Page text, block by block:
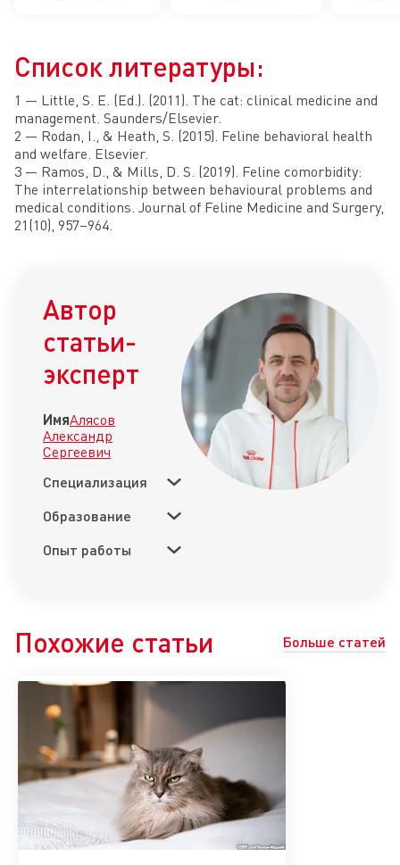
Список литературы:
1 — Little, S. E. (Ed.). (2011). The cat: clinical medicine and
management. Saunders/Elsevier.
2 — Rodan, I., & Heath, S. (2015). Feline behavioral health
and welfare. Elsevier.
3 — Ramos, D., & Mills, D. S. (2019). Feline comorbidity:
The interrelationship between behavioural problems and
medical conditions. Journal of Feline Medicine and Surgery,
21(10), 957–964.
Автор
статьи-
эксперт
ИмяАлясов
Александр
Сергеевич
Специализация
Образование
Опыт работы
Похожие статьи Больше статей